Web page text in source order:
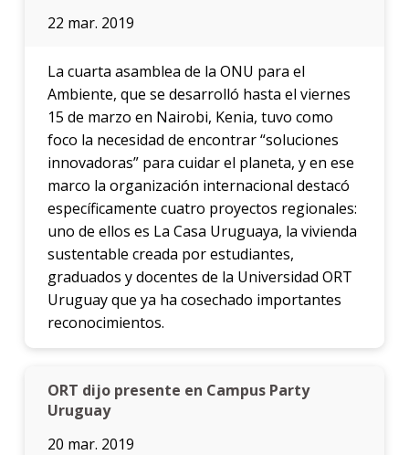
22 mar. 2019
La cuarta asamblea de la ONU para el
Ambiente, que se desarrolló hasta el viernes
15 de marzo en Nairobi, Kenia, tuvo como
foco la necesidad de encontrar “soluciones
innovadoras” para cuidar el planeta, y en ese
marco la organización internacional destacó
específicamente cuatro proyectos regionales:
uno de ellos es La Casa Uruguaya, la vivienda
sustentable creada por estudiantes,
graduados y docentes de la Universidad ORT
Uruguay que ya ha cosechado importantes
reconocimientos.
ORT dijo presente en Campus Party
Uruguay
20 mar. 2019